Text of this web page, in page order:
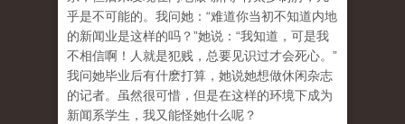
乎是不可能的。我问她：“难道你当初不知道内地
的新闻业是这样的吗？”她说：“我知道，可是我
不相信啊！人就是犯贱，总要见识过才会死心。”
我问她毕业后有什麽打算，她说她想做休闲杂志
的记者。虽然很可惜，但是在这样的环境下成为
新闻系学生，我又能怪她什么呢？